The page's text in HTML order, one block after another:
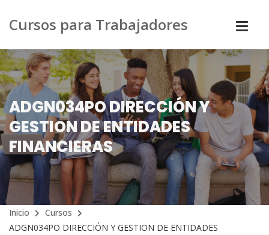
Cursos para Trabajadores
ADGN034PO DIRECCIÓN Y
GESTION DE ENTIDADES
FINANCIERAS
Inicio
Cursos
ADGN034PO DIRECCIÓN Y GESTION DE ENTIDADES